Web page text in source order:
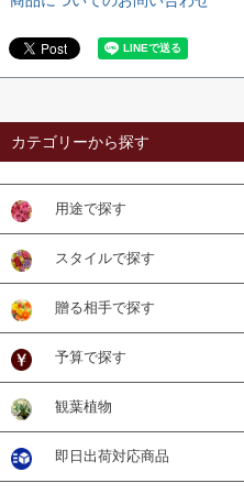
カテゴリーから探す
用途で探す
スタイルで探す
贈る相手で探す
予算で探す
観葉植物
即日出荷対応商品